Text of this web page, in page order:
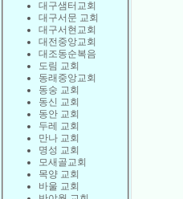
대구샘터교회
대구서문 교회
대구서현교회
대전중앙교회
대조동순복음
도림 교회
동래중앙교회
동숭 교회
동신 교회
동안 교회
두레 교회
만나 교회
명성 교회
모새골교회
목양 교회
바울 교회